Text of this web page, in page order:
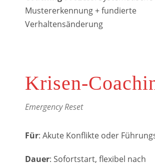
Mustererkennung + fundierte
Verhaltensänderung
Krisen-
Emergency Reset
Für: Akute Konflikte oder
Dauer: Sofortstart, flexibel nach